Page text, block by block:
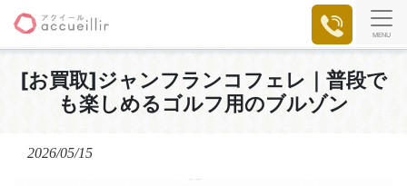
MENU
[お買取]ジャンフランコフェレ｜普段で
も楽しめるゴルフ用のブルゾン
2026/05/15